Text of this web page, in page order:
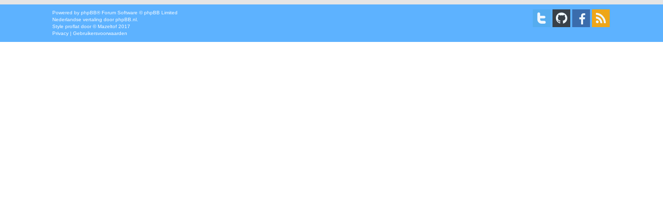
Powered by phpBB® Forum Software © phpBB Limited
Nederlandse vertaling door phpBB.nl
Style proflat door ©Mazeltof 2017
Privacy | Gebruikersvoorwaarden